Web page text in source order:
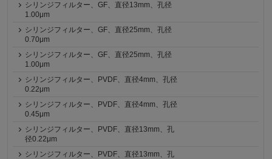
シリンジフィルター、GF、直径13mm、孔径
1.00μm
シリンジフィルター、GF、直径25mm、孔径
0.70μm
シリンジフィルター、GF、直径25mm、孔径
1.00μm
シリンジフィルター、PVDF、直径4mm、孔径
0.22μm
シリンジフィルター、PVDF、直径4mm、孔径
0.45μm
シリンジフィルター、PVDF、直径13mm、孔
径0.22μm
シリンジフィルター、PVDF、直径13mm、孔